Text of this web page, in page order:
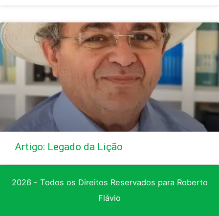
Artigo: Legado da Lição
2026 - Todos os Direitos Reservados para Roberto
Flávio